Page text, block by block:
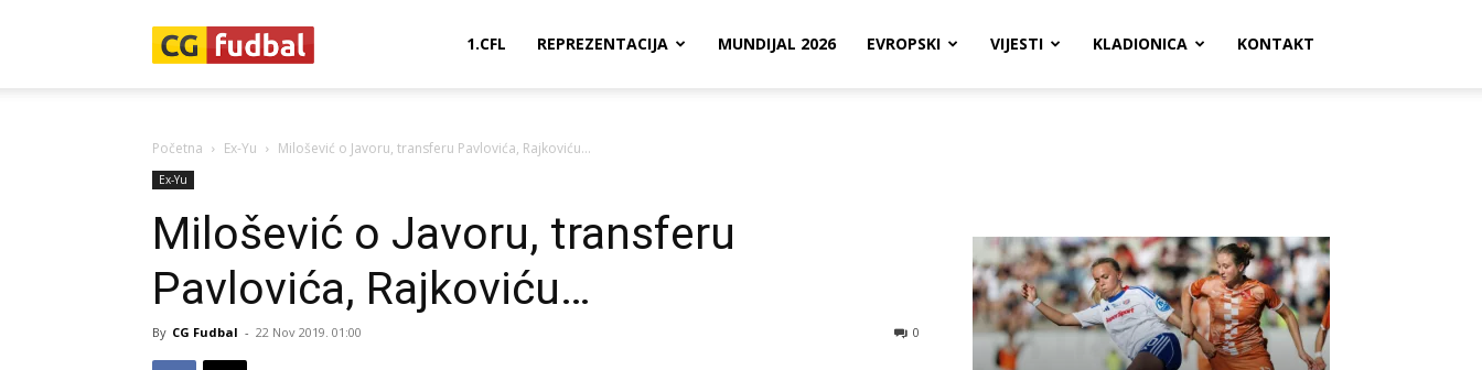
1.CFL REPREZENTACIJA MUNDIJAL 2026 EVROPSKI VIJESTI KLADIONICA KONTAKT
Početna Ex-Yu Milošević o Javoru, transferu Pavlovića, Rajkoviću…
Ex-Yu
Milošević o Javoru, transferu
Pavlovića, Rajkoviću…
By CG Fudbal - 22 Nov 2019. 01:00 0